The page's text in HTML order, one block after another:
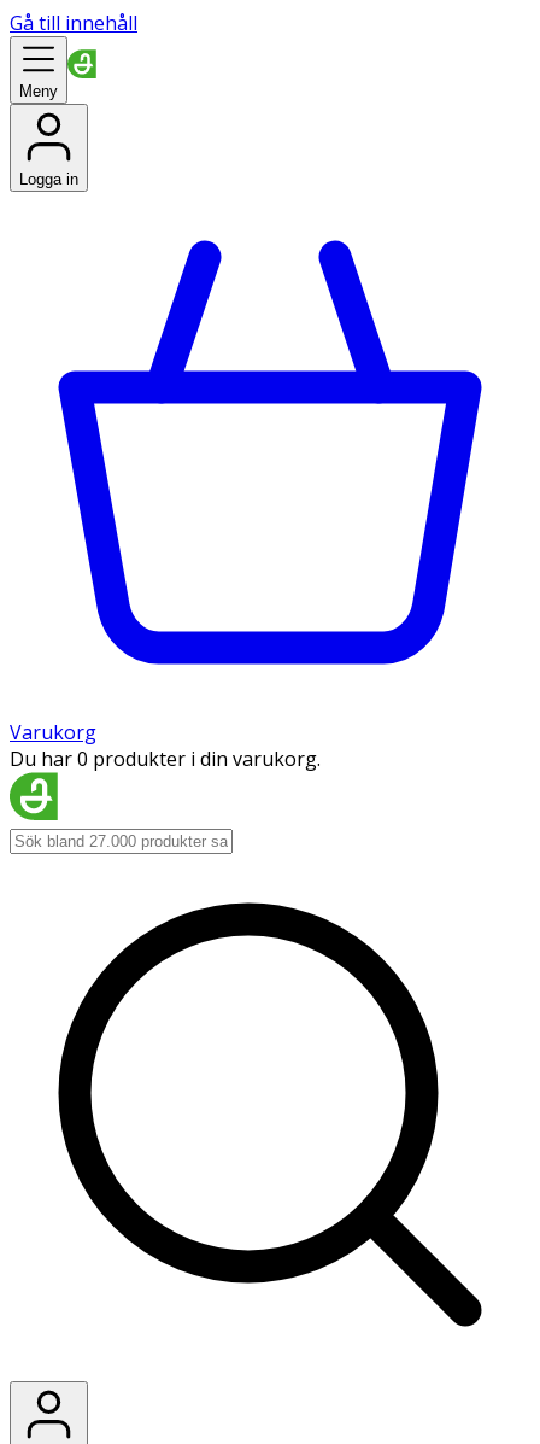
Gå till innehåll
Meny
Logga in
Varukorg
Du har 0 produkter i din varukorg.